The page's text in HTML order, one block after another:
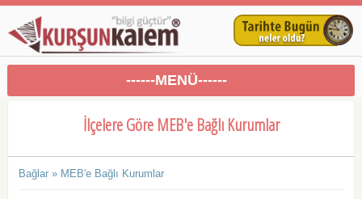
------MENÜ------
İlçelere Göre MEB'e Bağlı Kurumlar
Bağlar » MEB'e Bağlı Kurumlar